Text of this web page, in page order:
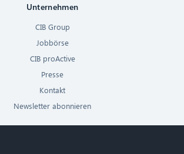
Unternehmen
CIB Group
Jobbörse
CIB proActive
Presse
Kontakt
Newsletter abonnieren